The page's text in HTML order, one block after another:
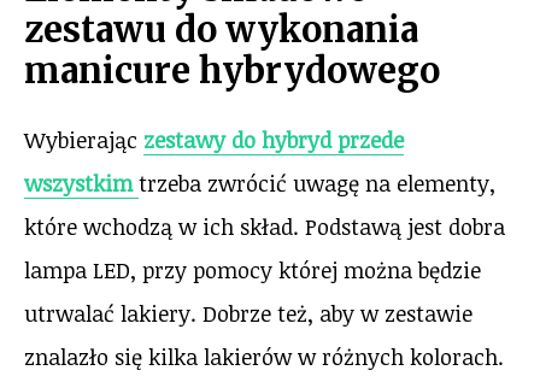
zestawu do wykonania
manicure hybrydowego
Wybierając zestawy do hybryd przede
wszystkimtrzeba zwrócić uwagę na elementy,
które wchodzą w ich skład. Podstawą jest dobra
lampa LED, przy pomocy której można będzie
utrwalać lakiery. Dobrze też, aby w zestawie
znalazło się kilka lakierów w różnych kolorach.